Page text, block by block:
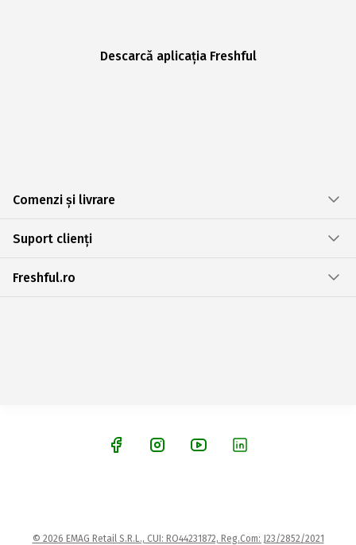
Descarcă aplicația Freshful
Comenzi și livrare
Suport clienți
Freshful.ro
© 2026 EMAG Retail S.R.L., CUI: RO44231872, Reg.Com: J23/2852/2021